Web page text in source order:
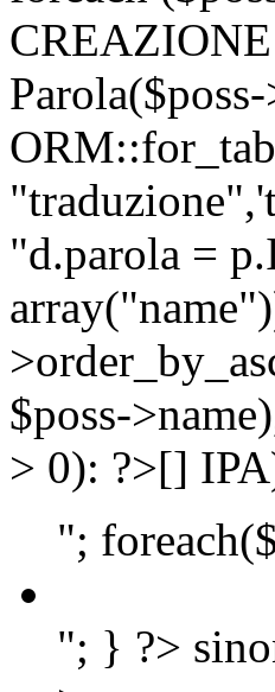
"d.parola =
$poss-
> 0): ?>[]
";
"; } ?>